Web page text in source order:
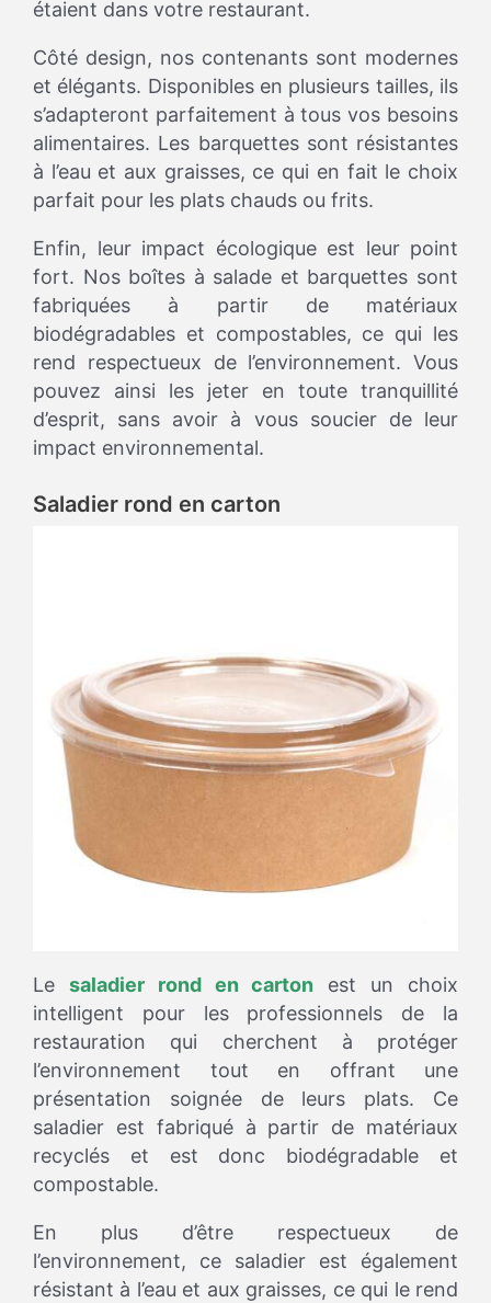
étaient dans votre restaurant.
Côté design, nos contenants sont modernes
et élégants. Disponibles en plusieurs tailles, ils
s’adapteront parfaitement à tous vos besoins
alimentaires. Les barquettes sont résistantes
à l’eau et aux graisses, ce qui en fait le choix
parfait pour les plats chauds ou frits.
Enfin, leur impact écologique est leur point
fort. Nos boîtes à salade et barquettes sont
fabriquées à partir de matériaux
biodégradables et compostables, ce qui les
rend respectueux de l’environnement. Vous
pouvez ainsi les jeter en toute tranquillité
d’esprit, sans avoir à vous soucier de leur
impact environnemental.
Saladier rond en carton
Le saladier rond en carton est un choix
intelligent pour les professionnels de la
restauration qui cherchent à protéger
l’environnement tout en offrant une
présentation soignée de leurs plats. Ce
saladier est fabriqué à partir de matériaux
recyclés et est donc biodégradable et
compostable.
En plus d’être respectueux de
l’environnement, ce saladier est également
résistant à l’eau et aux graisses, ce qui le rend